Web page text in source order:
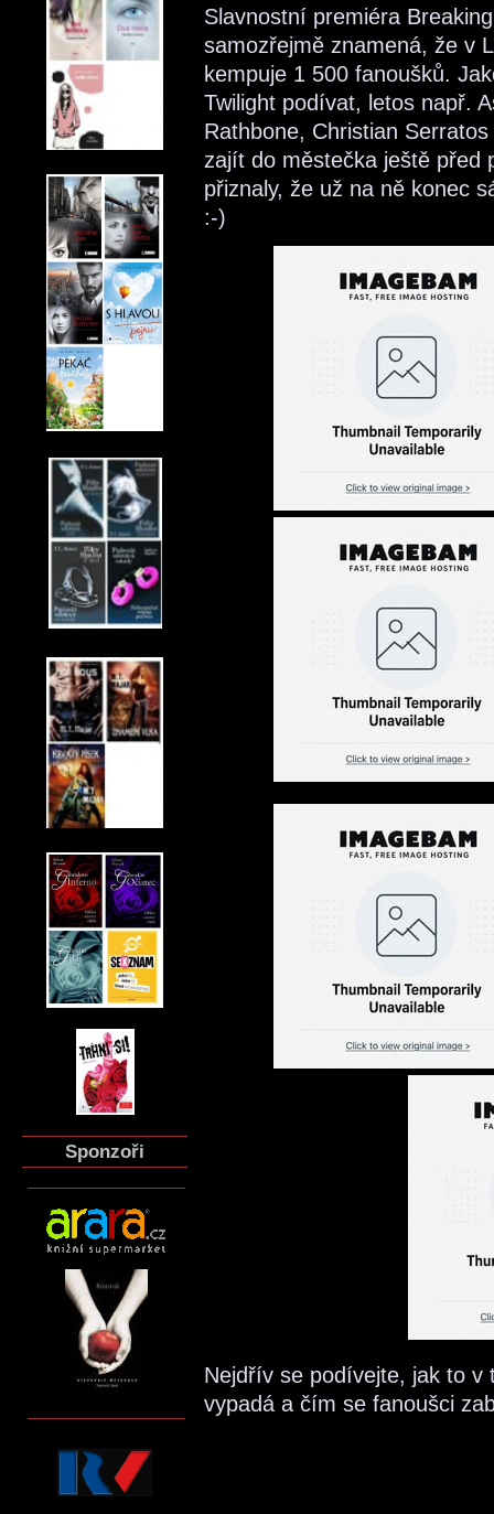
Sponzoři
Slavnostní premiéra
samozřejmě znamená, že v
kempuje 1 500 fanoušků.
Twilight podívat, letos např.
Rathbone, Christian
zajít do městečka ještě před
přiznaly, že už na ně konec
:-)
Nejdřív se podívejte, jak to v
vypadá a čím se fanoušci